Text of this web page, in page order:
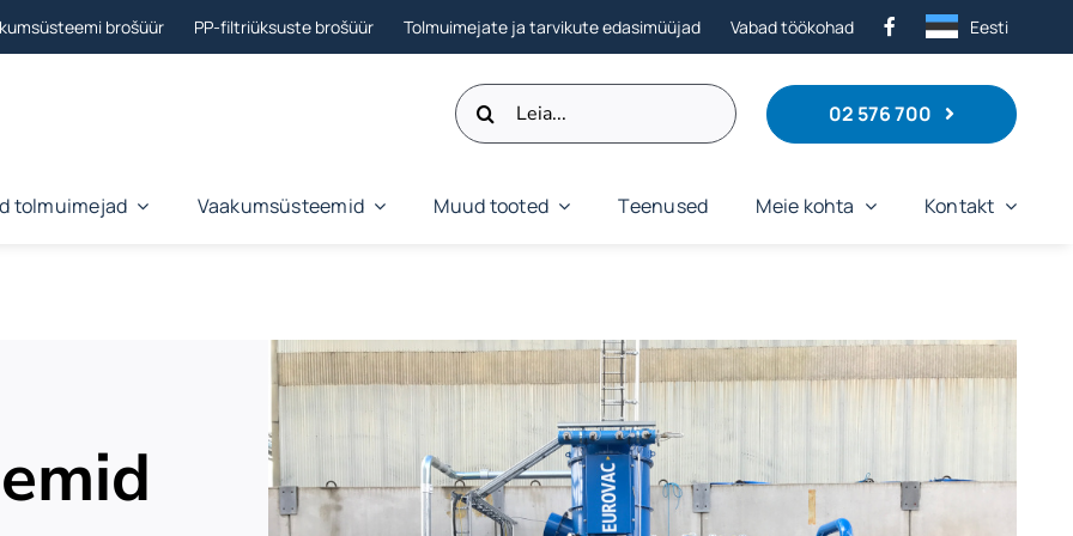
brošüür PP-filtriüksuste brošüür Tolmuimejate ja tarvikute edasimüüjad Vabad töökohad Eesti
Otsi:
02 576 700
tolmuimejad Vaakumsüsteemid Muud tooted Teenused Meie kohta Kontakt